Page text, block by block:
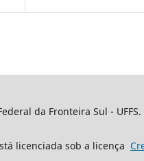
da Fronteira Sul - UFFS.
licenciada sob a licença